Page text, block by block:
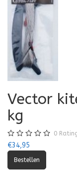
Vector
kg
0
€34,95